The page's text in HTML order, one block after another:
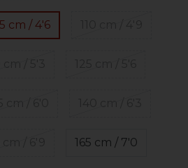
cm / 4'6
165 cm / 7'0